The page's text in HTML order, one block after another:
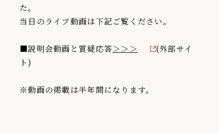
Foreign Investor
お問い合わせ
た。
当日のライブ動画は下記ご覧ください。
■説明会動画と質疑応答＞＞＞
(外部サイ
ト)
※動画の掲載は半年間になります。